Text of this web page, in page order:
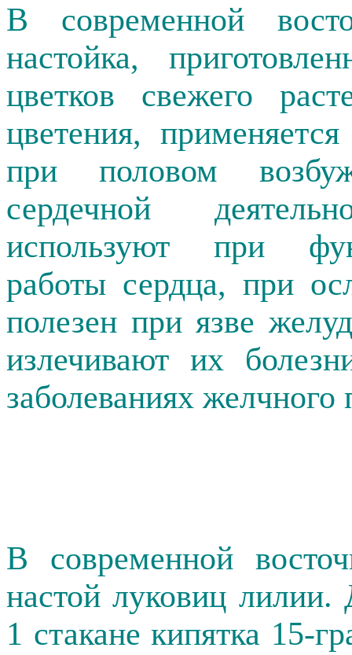
В современной
настойка,
цветков свежего
цветения,
при половом
сердечной
используют при
работы сердца, при
полезен при язве
излечивают их
заболеваниях желчного
В современной
настой луковиц лилии.
1 стакане кипятка 15-